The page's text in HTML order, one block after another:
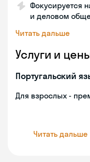
Фокусируется
и деловом
Читать дальше
Услуги и
Португальский
Для взрослых -
Читать дальше